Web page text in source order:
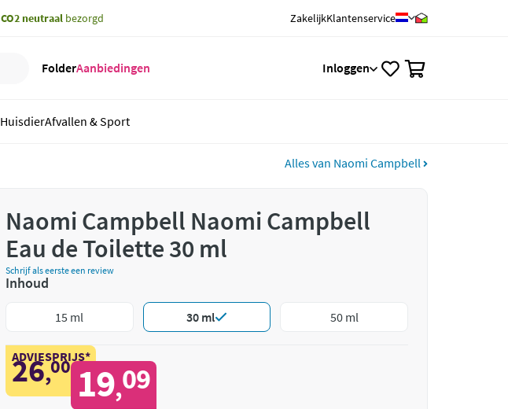
CO2 neutraal bezorgd ZakelijkKlantenservice
FolderAanbiedingen Inloggen
HuisdierAfvallen & Sport
Alles van Naomi Campbell
Naomi Campbell Naomi Campbell
Eau de Toilette 30 ml
Schrijf als eerste een review
Inhoud
15 ml 30 ml 50 ml
ADVIESPRIJS*
26,00 19,09